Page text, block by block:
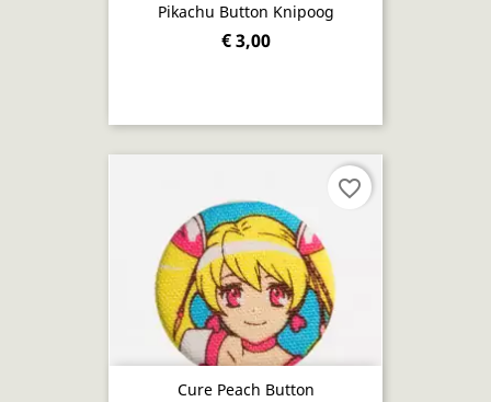
Pikachu Button Knipoog
€ 3,00
Cure Peach Button
favorite_border